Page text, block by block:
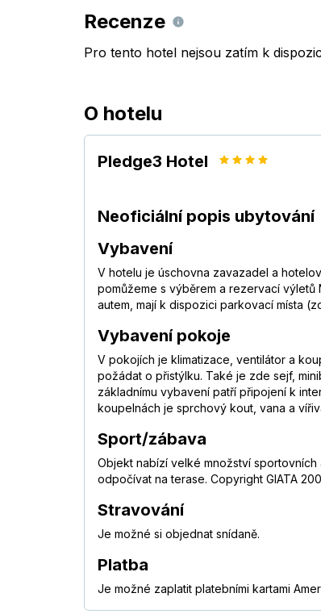
Recenze
Pro tento hotel nejsou zatím k
O hotelu
Pledge3 Hotel
Neoficiální popis ubytování
Vybavení
V hotelu je úschovna zavazadel a
pomůžeme s výběrem a rezervací
autem, mají k dispozici parkovací místa
Vybavení pokoje
V pokojích je klimatizace, ventilátor a
požádat o přistýlku. Také je zde sejf,
základnímu vybavení patří připojení k
koupelnách je sprchový kout, vana a
Sport/zábava
Objekt nabízí velké množství
odpočívat na terase. Copyright GIATA
Stravování
Je možné si objednat snídaně.
Platba
Je možné zaplatit platebními kartami